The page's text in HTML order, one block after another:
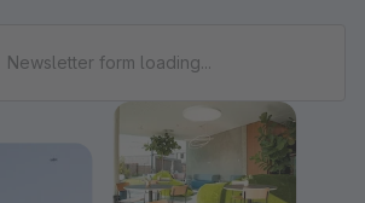
Newsletter form loading...